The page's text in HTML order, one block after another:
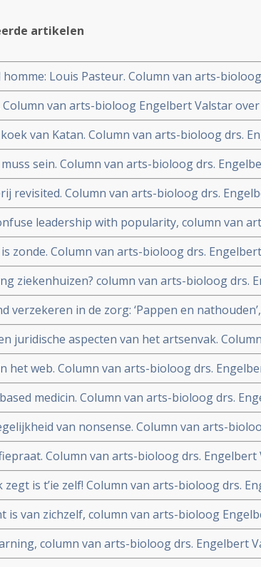
artikelen
Louis Pasteur. Column van arts-
en meer.
Column van arts-bioloog Engelbert Valstar
die de overheid in zijn ogen heeft gemaakt.
van Katan. Column van arts-bioloog drs.
(Cimicifuga racemosa)
sein. Column van arts-bioloog drs.
extreem-rechtse karakter van de
revisited. Column van arts-bioloog drs.
en de waarde van een dieet en
leadership with popularity, column van
naar curcumine bij tamoxifen van
zonde. Column van arts-bioloog drs.
van curcumine - kurkuma
ziekenhuizen? column van arts-bioloog drs.
bij ziekenhuizen
verzekeren in de zorg: ‘Pappen en
Valstar
juridische aspecten van het artsenvak.
Valstar
het web. Column van arts-bioloog drs.
van de EFSA (European Food Safety Agency)
medicin. Column van arts-bioloog drs.
en waarde van evidence based medicin
van nonsense. Column van arts-
van bloeddruk meten en de bewezen
Column van arts-bioloog drs. Engelbert
zegt is t’ie zelf! Column van arts-bioloog drs.
bij prostaatkanker
is van zichzelf, column van arts-bioloog
voor CAM - aanvullende niet-
column van arts-bioloog drs. Engelbert
micro-organismen in relatie tot kanker